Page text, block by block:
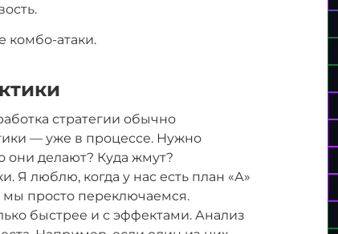
комбо-атаки.
стратегии обычно
— уже в процессе. Нужно
они делают? Куда жмут?
Я люблю, когда у нас есть план «А»
мы просто переключаемся.
быстрее и с эффектами. Анализ